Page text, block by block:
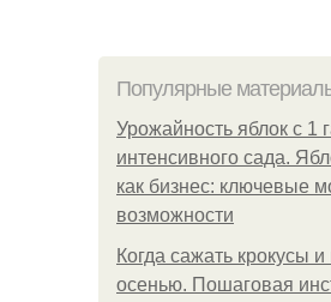
Популярные
Урожайность яблок с 1
интенсивного сада.
как бизнес: ключевые
возможности
Когда сажать крокусы
осенью. Пошаговая